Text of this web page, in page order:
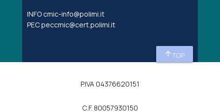
INFO cmic-info@polimi.it
PECpeccmic@cert.polimi.it
arrow_upwardTOP
P.IVA 04376620151
C.F. 80057930150